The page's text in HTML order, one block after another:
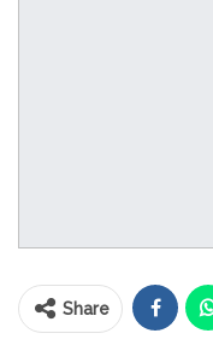
Share